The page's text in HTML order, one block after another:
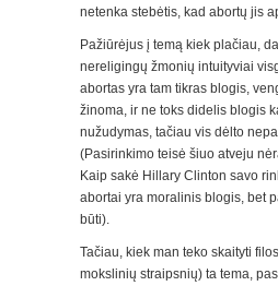
netenka stebėtis, kad abortų jis
Pažiūrėjus į temą kiek plačiau,
nereligingų žmonių intuityviai
abortas yra tam tikras blogis,
žinoma, ir ne toks didelis blogis
nužudymas, tačiau vis dėlto
(Pasirinkimo teisė šiuo atveju
Kaip sakė Hillary Clinton savo
abortai yra moralinis blogis, bet
būti).
Tačiau, kiek man teko skaityti
mokslinių straipsnių) ta tema,